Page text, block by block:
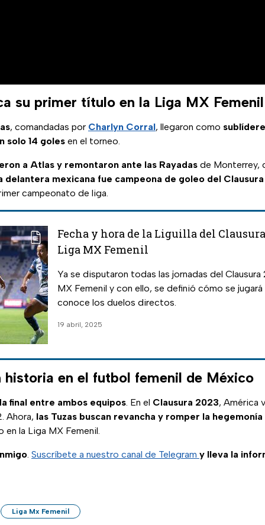
su primer título en la Liga MX Femenil
, comandadas por Charlyn Corral, llegaron como
solo 14 goles en el torneo.
a Atlas y remontaron ante las Rayadas de Monterrey,
delantera mexicana fue campeona de goleo del
campeonato de liga.
Fecha y hora de la Liguilla del
Liga MX Femenil
Ya se disputaron todas las jornadas del
MX Femenil y con ello, se definió cómo se jugará
conoce los duelos directos.
19 abril, 2025
historia en el futbol femenil de México
final entre ambos equipos. En el Clausura 2023, América
Ahora, las Tuzas buscan revancha y romper la
la Liga MX Femenil.
. Suscríbete a nuestro canal de Telegram y lleva la
Liga Mx Femenil